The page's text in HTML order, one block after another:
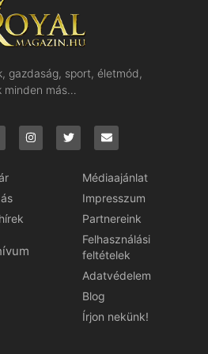
gazdaság, sport, életmód,
minden más…
Médiaajánlat
Impresszum
Partnereink
Felhasználási
feltételek
Adatvédelem
Blog
Írjon nekünk!